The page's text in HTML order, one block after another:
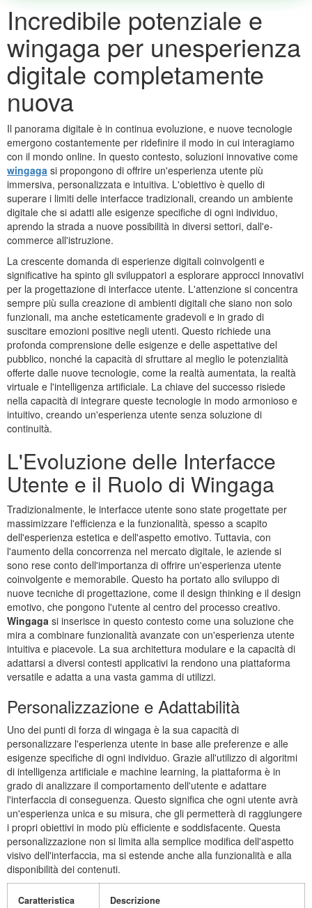
Incredibile potenziale e
wingaga per unesperienza
digitale completamente
nuova
Il panorama digitale è in continua evoluzione, e nuove tecnologie
emergono costantemente per ridefinire il modo in cui interagiamo
con il mondo online. In questo contesto, soluzioni innovative come
wingaga si propongono di offrire un'esperienza utente più
immersiva, personalizzata e intuitiva. L'obiettivo è quello di
superare i limiti delle interfacce tradizionali, creando un ambiente
digitale che si adatti alle esigenze specifiche di ogni individuo,
aprendo la strada a nuove possibilità in diversi settori, dall'e-
commerce all'istruzione.
La crescente domanda di esperienze digitali coinvolgenti e
significative ha spinto gli sviluppatori a esplorare approcci innovativi
per la progettazione di interfacce utente. L'attenzione si concentra
sempre più sulla creazione di ambienti digitali che siano non solo
funzionali, ma anche esteticamente gradevoli e in grado di
suscitare emozioni positive negli utenti. Questo richiede una
profonda comprensione delle esigenze e delle aspettative del
pubblico, nonché la capacità di sfruttare al meglio le potenzialità
offerte dalle nuove tecnologie, come la realtà aumentata, la realtà
virtuale e l'intelligenza artificiale. La chiave del successo risiede
nella capacità di integrare queste tecnologie in modo armonioso e
intuitivo, creando un'esperienza utente senza soluzione di
continuità.
L'Evoluzione delle Interfacce
Utente e il Ruolo di Wingaga
Tradizionalmente, le interfacce utente sono state progettate per
massimizzare l'efficienza e la funzionalità, spesso a scapito
dell'esperienza estetica e dell'aspetto emotivo. Tuttavia, con
l'aumento della concorrenza nel mercato digitale, le aziende si
sono rese conto dell'importanza di offrire un'esperienza utente
coinvolgente e memorabile. Questo ha portato allo sviluppo di
nuove tecniche di progettazione, come il design thinking e il design
emotivo, che pongono l'utente al centro del processo creativo.
Wingaga si inserisce in questo contesto come una soluzione che
mira a combinare funzionalità avanzate con un'esperienza utente
intuitiva e piacevole. La sua architettura modulare e la capacità di
adattarsi a diversi contesti applicativi la rendono una piattaforma
versatile e adatta a una vasta gamma di utilizzi.
Personalizzazione e Adattabilità
Uno dei punti di forza di wingaga è la sua capacità di
personalizzare l'esperienza utente in base alle preferenze e alle
esigenze specifiche di ogni individuo. Grazie all'utilizzo di algoritmi
di intelligenza artificiale e machine learning, la piattaforma è in
grado di analizzare il comportamento dell'utente e adattare
l'interfaccia di conseguenza. Questo significa che ogni utente avrà
un'esperienza unica e su misura, che gli permetterà di raggiungere
i propri obiettivi in modo più efficiente e soddisfacente. Questa
personalizzazione non si limita alla semplice modifica dell'aspetto
visivo dell'interfaccia, ma si estende anche alla funzionalità e alla
disponibilità dei contenuti.
Caratteristica Descrizione